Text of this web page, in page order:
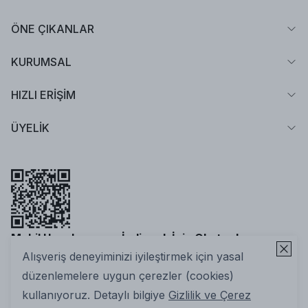
Alışveriş deneyiminizi iyileştirmek için yasal
düzenlemelere uygun çerezler (cookies)
kullanıyoruz. Detaylı bilgiye Gizlilik ve Çerez
ÖNE ÇIKANLAR
KURUMSAL
HIZLI ERİŞİM
ÜYELİK
Mobil Uygulamamızı İndirmek İçin Okutun!